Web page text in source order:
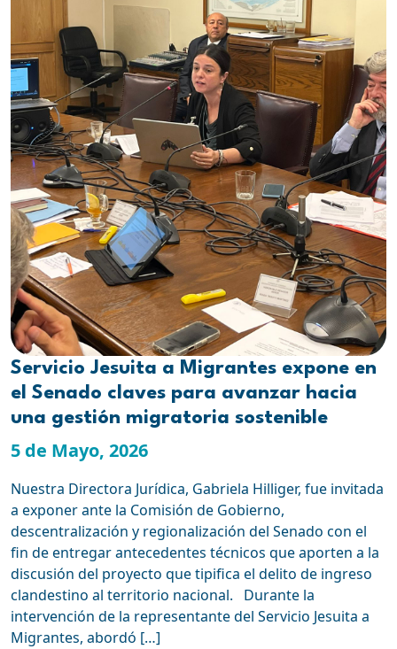
Servicio Jesuita a Migrantes expone en
el Senado claves para avanzar hacia
una gestión migratoria sostenible
5 de Mayo, 2026
Nuestra Directora Jurídica, Gabriela Hilliger, fue invitada
a exponer ante la Comisión de Gobierno,
descentralización y regionalización del Senado con el
fin de entregar antecedentes técnicos que aporten a la
discusión del proyecto que tipifica el delito de ingreso
clandestino al territorio nacional. Durante la
intervención de la representante del Servicio Jesuita a
Migrantes, abordó […]